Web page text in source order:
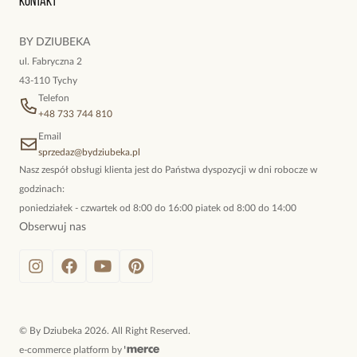
BY DZIUBEKA
ul. Fabryczna 2
43-110 Tychy
Telefon
+48 733 744 810
Email
sprzedaz@bydziubeka.pl
Nasz zespół obsługi klienta jest do Państwa dyspozycji w dni robocze w
godzinach:
poniedziałek - czwartek od 8:00 do 16:00 piatek od 8:00 do 14:00
Obserwuj nas
© By Dziubeka 2026. All Right Reserved.
e-commerce platform by